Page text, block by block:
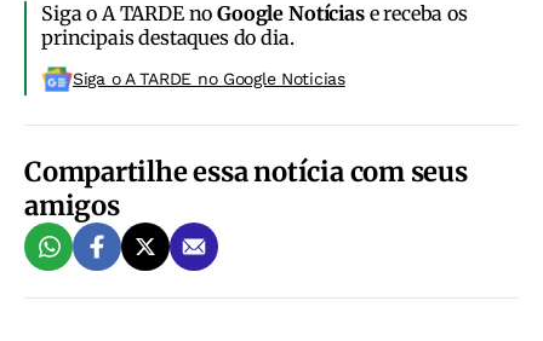
Siga o A TARDE noGoogle Notíciase receba os
principais destaques do dia.
Siga o A TARDE no Google Noticias
Compartilhe essa notícia com seus
amigos